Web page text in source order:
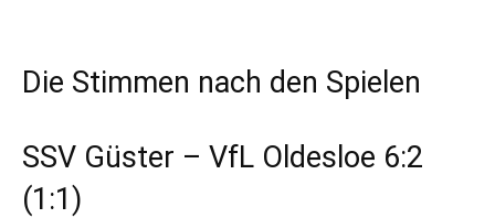
Die Stimmen nach den Spielen
SSV Güster – VfL Oldesloe 6:2
(1:1)